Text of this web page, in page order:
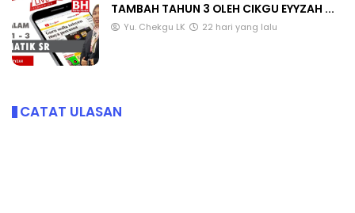
TAMBAH TAHUN 3 OLEH CIKGU EYYZAH ...
Yu. Chekgu LK 22 hari yang lalu
CATAT ULASAN